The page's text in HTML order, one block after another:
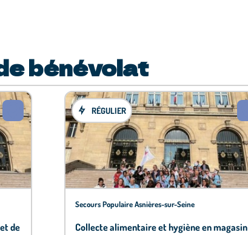
bénévolat
de
RÉGULIER
Secours Populaire Asnières-sur-Seine
Collecte alimentaire et hygiène en magasin